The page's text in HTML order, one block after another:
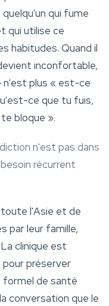
qui fume
qui utilise ce
habitudes. Quand il
inconfortable,
n'est plus « est-ce
ce que tu fuis,
bloque ».
n'est pas dans
récurrent
l'Asie et de
par leur famille,
clinique est
préserver
formel de santé
conversation que le